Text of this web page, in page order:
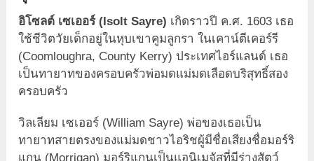
อิโซลต์ เซเออร์ (Isolt Sayre) เกิดราวปี ค.ศ. 1603 เธอ
ใช้ชีวิตวัยเด็กอยู่ในหุบเขาคูมลูกรา ในเคาน์ตีเคอร์รี
(Coomloughra, County Kerry) ประเทศไอร์แลนด์ เธอ
เป็นทายาทของครอบครัวพ่อมดแม่มดเลือดบริสุทธิ์สอง
ครอบครัว
วิลเลียม เซเออร์ (William Sayre) พ่อของเธอเป็น
ทายาทสายตรงของแม่มดชาวไอริชผู้มีชื่อเสียงชื่อมอร์ริ
แกน (Morrigan) มอร์ริแกนเป็นแอนิเมจัสที่มีร่างสัตว์